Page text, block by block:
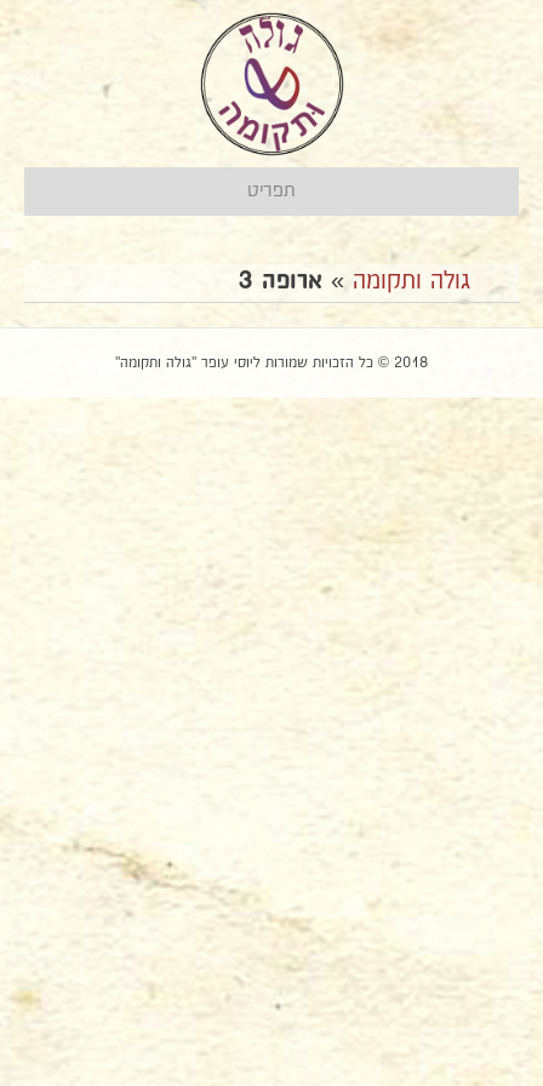
תפריט
גולה ותקומה » ארופה 3
2018 © כל הזכויות שמורות ליוסי עופר "גולה ותקומה"